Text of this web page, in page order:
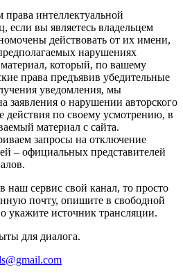
интеллектуальной
если вы являетесь владельцем
действовать от их имени,
нарушениях
который, по вашему
права предъявив убедительные
уведомления, мы
заявления о нарушении авторского
по своему усмотрению, в
материал с сайта.
запросы на отключение
– официальных представителей
наш сервис свой канал, то просто
почту, опишите в свободной
укажите источник трансляции.
для диалога.